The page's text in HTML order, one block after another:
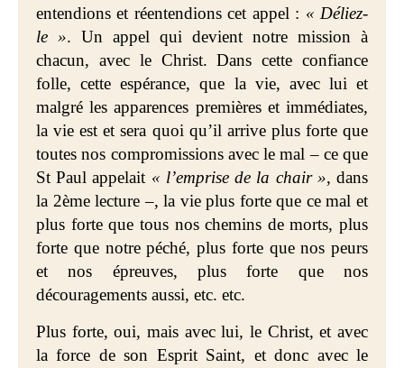
entendions et réentendions cet appel : « Déliez-
le ». Un appel qui devient notre mission à
chacun, avec le Christ. Dans cette confiance
folle, cette espérance, que la vie, avec lui et
malgré les apparences premières et immédiates,
la vie est et sera quoi qu’il arrive plus forte que
toutes nos compromissions avec le mal – ce que
St Paul appelait « l’emprise de la chair », dans
la 2ème lecture –, la vie plus forte que ce mal et
plus forte que tous nos chemins de morts, plus
forte que notre péché, plus forte que nos peurs
et nos épreuves, plus forte que nos
découragements aussi, etc. etc.
Plus forte, oui, mais avec lui, le Christ, et avec
la force de son Esprit Saint, et donc avec le